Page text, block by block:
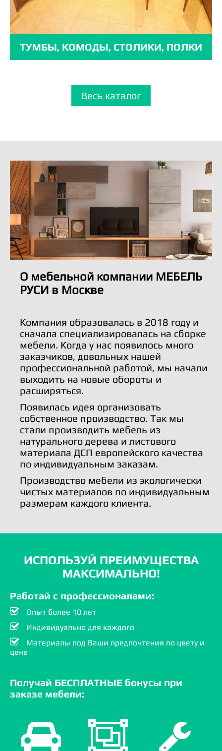
ТУМБЫ, КОМОДЫ, СТОЛИКИ, ПОЛКИ
Весь каталог
О мебельной компании МЕБЕЛЬ
РУСИ в Москве
Компания образовалась в 2018 году и
сначала специализировалась на сборке
мебели. Когда у нас появилось много
заказчиков, довольных нашей
профессиональной работой, мы начали
выходить на новые обороты и
расширяться.
Появилась идея организовать
собственное производство. Так мы
стали производить мебель из
натурального дерева и листового
материала ДСП европейского качества
по индивидуальным заказам.
Производство мебели из экологически
чистых материалов по индивидуальным
размерам каждого клиента.
ИСПОЛЬЗУЙ ПРЕИМУЩЕСТВА
МАКСИМАЛЬНО!
Работай с профессионалами:
Опыт более 10 лет
Индивидуально для каждого
Материалы под Ваши предпочтения по цвету и
цене
Получай БЕСПЛАТНЫЕ бонусы при
заказе мебели: